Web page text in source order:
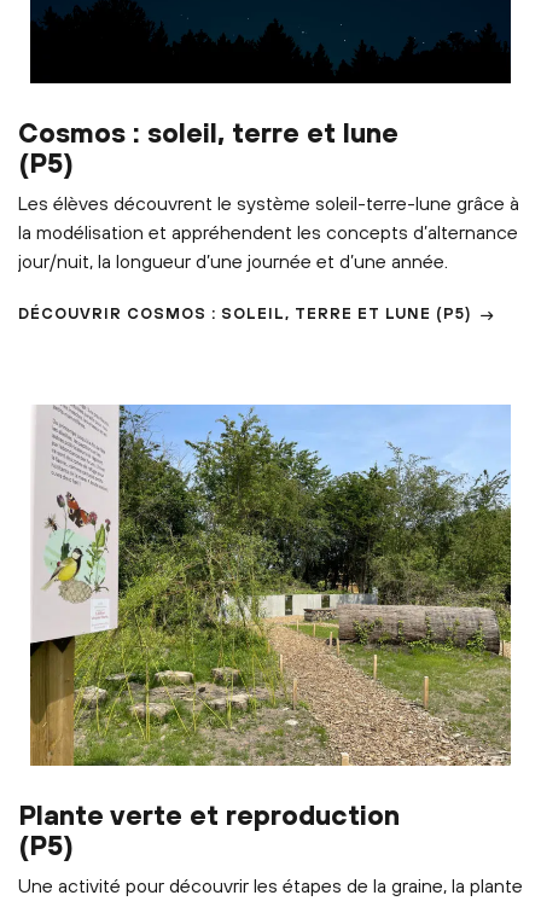
Cosmos : soleil, terre et lune
(P5)
Les élèves découvrent le système soleil-terre-lune grâce à
la modélisation et appréhendent les concepts d’alternance
jour/nuit, la longueur d’une journée et d’une année.
DÉCOUVRIR COSMOS : SOLEIL, TERRE ET LUNE (P5)
Plante verte et reproduction
(P5)
Une activité pour découvrir les étapes de la graine, la plante